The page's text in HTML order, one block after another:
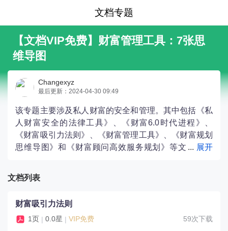
文档专题
【文档VIP免费】财富管理工具：7张思
维导图
Changexyz
最后更新：2024-04-30 09:49
该专题主要涉及私人财富的安全和管理。其中包括《私
人财富安全的法律工具》、《财富6.0时代进程》、
《财富吸引力法则》、《财富管理工具》、《财富规划
思维导图》和《财富顾问高效服务规划》等文
的法律解决方案、财富管理的新趋势和方法，以及财富
规划和顾问服务的重要性。
文档列表
财富吸引力法则
1页 | 0.0星 | VIP免费 59次下载